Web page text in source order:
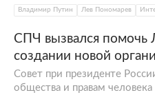
Владимир Путин Лев Пономарев
СПЧ вызвался помочь
создании новой
Совет при президенте
общества и правам